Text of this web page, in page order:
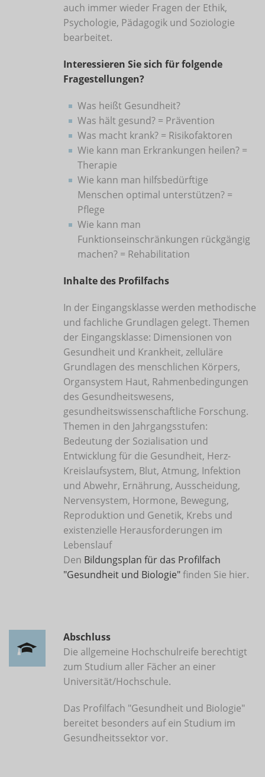
auch immer wieder Fragen der Ethik,
Psychologie, Pädagogik und Soziologie
bearbeitet.
Interessieren Sie sich für folgende
Fragestellungen?
Was heißt Gesundheit?
Was hält gesund? = Prävention
Was macht krank? = Risikofaktoren
Wie kann man Erkrankungen heilen? =
Therapie
Wie kann man hilfsbedürftige
Menschen optimal unterstützen? =
Pflege
Wie kann man
Funktionseinschränkungen rückgängig
machen? = Rehabilitation
Inhalte des Profilfachs
In der Eingangsklasse werden methodische
und fachliche Grundlagen gelegt. Themen
der Eingangsklasse: Dimensionen von
Gesundheit und Krankheit, zelluläre
Grundlagen des menschlichen Körpers,
Organsystem Haut, Rahmenbedingungen
des Gesundheitswesens,
gesundheitswissenschaftliche Forschung.
Themen in den Jahrgangsstufen:
Bedeutung der Sozialisation und
Entwicklung für die Gesundheit, Herz-
Kreislaufsystem, Blut, Atmung, Infektion
und Abwehr, Ernährung, Ausscheidung,
Nervensystem, Hormone, Bewegung,
Reproduktion und Genetik, Krebs und
existenzielle Herausforderungen im
Lebenslauf
Den Bildungsplan für das Profilfach
"Gesundheit und Biologie"finden Sie hier.
Abschluss
Die allgemeine Hochschulreife berechtigt
zum Studium aller Fächer an einer
Universität/Hochschule.
Das Profilfach "Gesundheit und Biologie"
bereitet besonders auf ein Studium im
Gesundheitssektor vor.